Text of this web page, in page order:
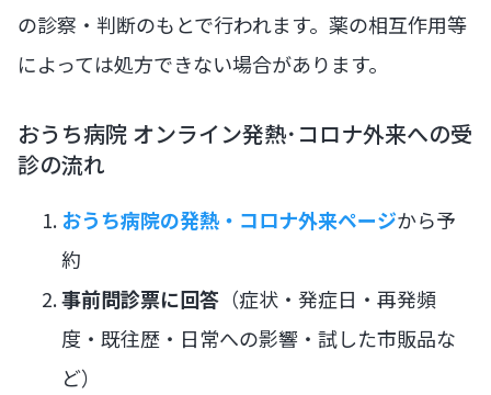
の診察・判断のもとで行われます。薬の相互作用等
によっては処方できない場合があります。
おうち病院 オンライン発熱･コロナ外来への受
診の流れ
おうち病院の発熱・コロナ外来ページから予
約
事前問診票に回答 （症状・発症日・再発頻
度・既往歴・日常への影響・試した市販品な
ど）